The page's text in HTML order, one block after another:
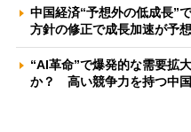
中国経済“予想外の低成長”
方針の修正で成長加速が予
“AI革命”で爆発的な需要拡
か？ 高い競争力を持つ中